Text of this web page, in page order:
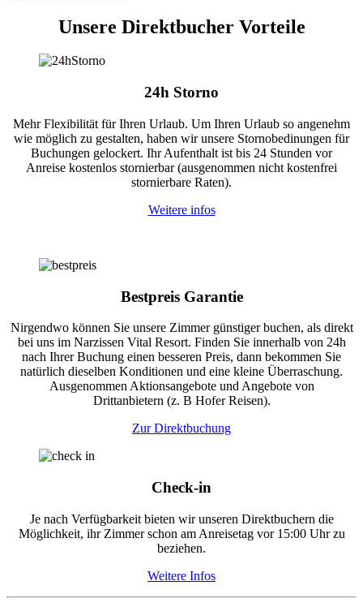
Unsere Direktbucher Vorteile
24h Storno
Mehr Flexibilität für Ihren Urlaub. Um Ihren Urlaub so angenehm
wie möglich zu gestalten, haben wir unsere Stornobedinungen für
Buchungen gelockert. Ihr Aufenthalt ist bis 24 Stunden vor
Anreise kostenlos stornierbar (ausgenommen nicht kostenfrei
stornierbare Raten).
Weitere infos
Bestpreis Garantie
Nirgendwo können Sie unsere Zimmer günstiger buchen, als direkt
bei uns im Narzissen Vital Resort. Finden Sie innerhalb von 24h
nach Ihrer Buchung einen besseren Preis, dann bekommen Sie
natürlich dieselben Konditionen und eine kleine Überraschung.
Ausgenommen Aktionsangebote und Angebote von
Drittanbietern (z. B Hofer Reisen).
Zur Direktbuchung
Check-in
Je nach Verfügbarkeit bieten wir unseren Direktbuchern die
Möglichkeit, ihr Zimmer schon am Anreisetag vor 15:00 Uhr zu
beziehen.
Weitere Infos